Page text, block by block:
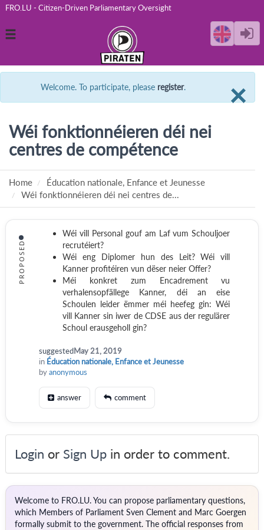
FRO.LU - Citizen-Driven Parliamentary Oversight
Toggle
×
Welcome. To participate, please register.
Wéi fonktionnéieren déi nei
centres de compétence
Home
Éducation nationale, Enfance et Jeunesse
Wéi fonktionnéieren déi nei centres de...
PROPOSED
Wéi vill Personal gouf am Laf vum Schouljoer
recrutéiert?
Wéi eng Diplomer hun des Leit? Wéi vill
Kanner profitéiren vun dëser neier Offer?
Méi konkret zum Encadrement vu
verhalensopfällege Kanner, déi an eise
Schoulen leider ëmmer méi heefeg gin: Wéi
vill Kanner sin iwer de CDSE aus der regulärer
Schoul erausgeholl gin?
suggestedMay 21, 2019
in Éducation nationale, Enfance et Jeunesse
byanonymous
answer comment
Login or Sign Up in order to comment.
Welcome to FRO.LU. You can propose parliamentary questions,
which Members of Parliament Sven Clement and Marc Goergen
formally submit to the government. The official responses from